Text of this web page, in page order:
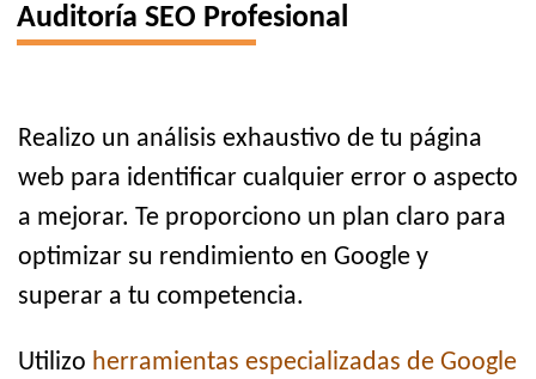
Auditoría SEO Profesional
Realizo un análisis exhaustivo de tu página
web para identificar cualquier error o aspecto
a mejorar. Te proporciono un plan claro para
optimizar su rendimiento en Google y
superar a tu competencia.
Utilizo herramientas especializadas de Google